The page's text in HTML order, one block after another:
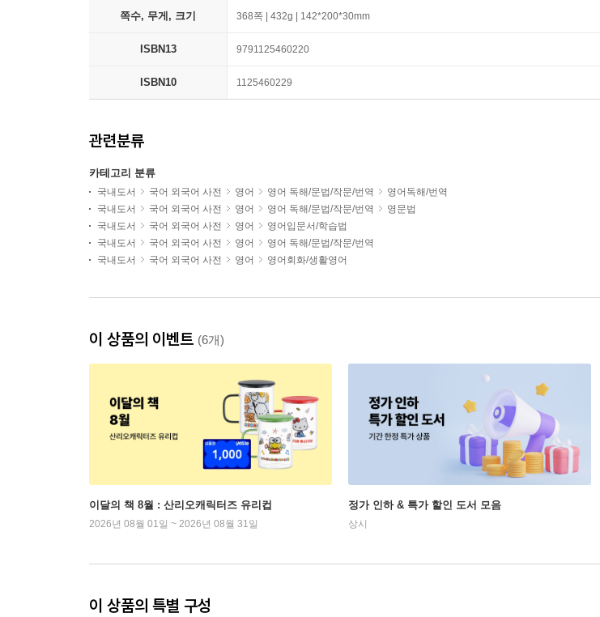
쪽수, 무게, 크기 368쪽 | 432g | 142*200*30mm
ISBN13 9791125460220
ISBN10 1125460229
관련분류
카테고리 분류
국내도서 국어 외국어 사전 영어 영어 독해/문법/작문/번역
영어독해/번역
국내도서
국어 외국어 사전 영어 영어 독해/문법/작문/번역
영문법
국내도서
국어 외국어 사전 영어
영어입문서/학습법
국내도서
국어 외국어 사전 영어
영어 독해/문법/작문/번역
국내도서
국어 외국어 사전 영어 영어회화/생활영어
이 상품의 이벤트 (6개)
이달의 책 8월 : 산리오캐릭터즈 유리컵
2026년 08월 01일 ~ 2026년 08월 31일
정가 인하 & 특가 할인 도서 모음
상시
이 상품의 특별 구성